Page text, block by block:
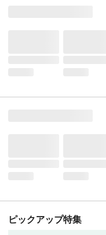
ピックアップ特集